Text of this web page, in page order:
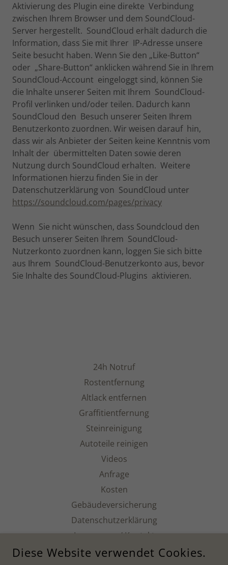
Aktivierung des Plugin eine direkte Verbindung
zwischen Ihrem Browser und dem SoundCloud-
Server hergestellt. SoundCloud erhält dadurch die
Information, dass Sie mit Ihrer IP-Adresse unsere
Seite besucht haben. Wenn Sie den „Like-Button“
oder „Share-Button“ anklicken während Sie in Ihrem
SoundCloud-Account eingeloggt sind, können Sie
die Inhalte unserer Seiten mit Ihrem SoundCloud-
Profil verlinken und/oder teilen. Dadurch kann
SoundCloud den Besuch unserer Seiten Ihrem
Benutzerkonto zuordnen. Wir weisen darauf hin,
dass wir als Anbieter der Seiten keine Kenntnis vom
Inhalt der übermittelten Daten sowie deren
Nutzung durch SoundCloud erhalten. Weitere
Informationen hierzu finden Sie in der
Datenschutzerklärung von SoundCloud unter
https://soundcloud.com/pages/privacy
Wenn Sie nicht wünschen, dass Soundcloud den
Besuch unserer Seiten Ihrem SoundCloud-
Nutzerkonto zuordnen kann, loggen Sie sich bitte
aus Ihrem SoundCloud-Benutzerkonto aus, bevor
Sie Inhalte des SoundCloud-Plugins aktivieren.
24h Notruf
Rostentfernung
Altlack entfernen
Graffitientfernung
Steinreinigung
Autoteile reinigen
Videos
Anfrage
Kosten
Gebäudeversicherung
Datenschutzerklärung
Impressum / Kontakt
Diese Website verwendet Cookies.